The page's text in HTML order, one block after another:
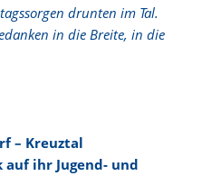
drunten im Tal.
in die Breite, in die
– Kreuztal
ihr Jugend- und